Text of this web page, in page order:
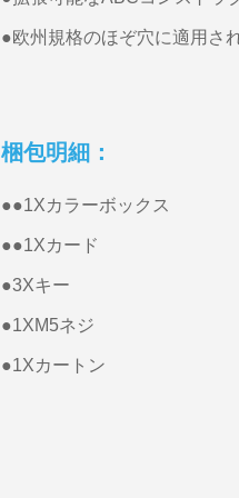
●欧州規格のほぞ穴に適用さ
梱包明細：
●●1Xカラーボックス
●●1Xカード
●3Xキー
●1XM5ネジ
●1Xカートン